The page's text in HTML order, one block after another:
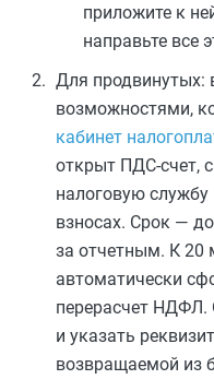
приложите к
направьте все
Для продвинутых:
возможностями,
кабинет
открыт ПДС-счет,
налоговую
взносах. Срок —
за отчетным. К 20
автоматически
перерасчет НДФЛ.
и указать
возвращаемой из